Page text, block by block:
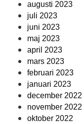
augusti 2023
juli 2023
juni 2023
maj 2023
april 2023
mars 2023
februari 2023
januari 2023
december 2022
november 2022
oktober 2022